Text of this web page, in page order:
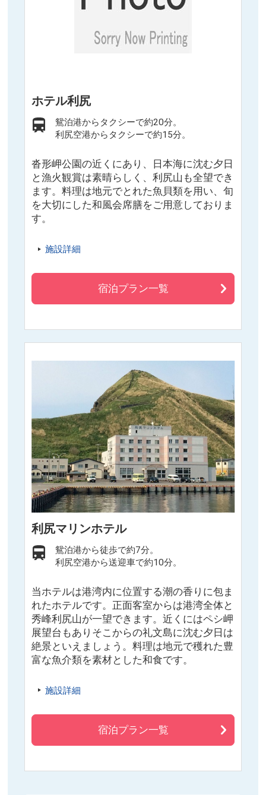
ホテル利尻
鴛泊港からタクシーで約20分。
利尻空港からタクシーで約15分。
沓形岬公園の近くにあり、日本海に沈む夕日
と漁火観賞は素晴らしく、利尻山も全望でき
ます。料理は地元でとれた魚貝類を用い、旬
を大切にした和風会席膳をご用意しておりま
す。
施設詳細
宿泊プラン一覧
利尻マリンホテル
鴛泊港から徒歩で約7分。
利尻空港から送迎車で約10分。
当ホテルは港湾内に位置する潮の香りに包ま
れたホテルです。正面客室からは港湾全体と
秀峰利尻山が一望できます。近くにはペシ岬
展望台もありそこからの礼文島に沈む夕日は
絶景といえましょう。料理は地元で穫れた豊
富な魚介類を素材とした和食です。
施設詳細
宿泊プラン一覧